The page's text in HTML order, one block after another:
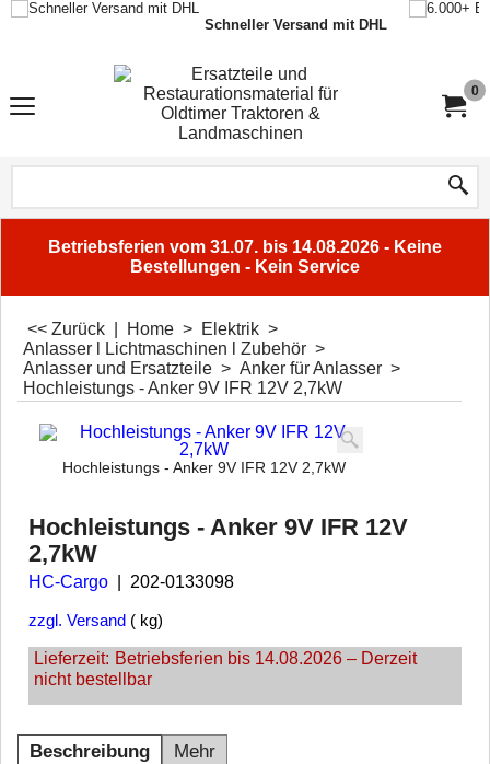
Schneller Versand mit DHL
0
Betriebsferien vom 31.07. bis 14.08.2026 - Keine
Bestellungen - Kein Service
<< Zurück Home > Elektrik >
Anlasser l Lichtmaschinen l Zubehör >
Anlasser und Ersatzteile > Anker für Anlasser >
Hochleistungs - Anker 9V IFR 12V 2,7kW
Hochleistungs - Anker 9V IFR 12V 2,7kW
Hochleistungs - Anker 9V IFR 12V
2,7kW
HC-Cargo 202-0133098
zzgl. Versand kg
Lieferzeit: Betriebsferien bis 14.08.2026 – Derzeit
nicht bestellbar
Beschreibung Mehr